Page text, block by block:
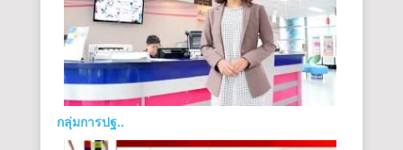
กลุ่มการปฐ..